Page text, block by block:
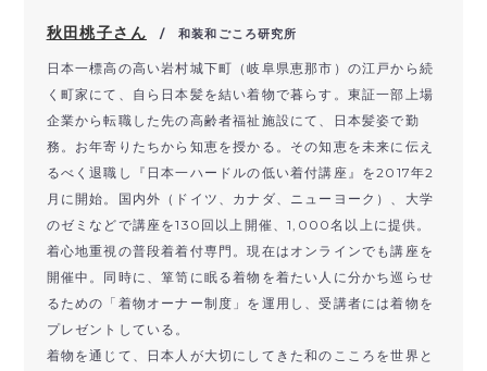
秋田桃子さん / 和装和ごころ研究所
日本一標高の高い岩村城下町（岐阜県恵那市） の江戸から続
く町家にて、自ら日本髪を結い着物で暮らす。東証一部上場
企業から転職した先の高齢者福祉施設にて、
日本髪姿で勤
務。お年寄りたちから知恵を授かる。 その知恵を未来に伝え
るべく退職し『 日本一ハードルの低い着付講座』を2017年2
月に開始。 国内外（ドイツ、カナダ、ニューヨーク）、 大学
のゼミなどで講座を130回以上開催、1,000名以上に提供。
着心地重視の普段着着付専門。現在はオンラインでも講座を
開催中。同時に、箪笥に眠る着物を着たい人に分かち巡らせ
るための「 着物オーナー制度」を運用し、受講者には着物を
プレゼントしている。
着物を通じて、
日本人が大切にしてきた和のこころを世界と